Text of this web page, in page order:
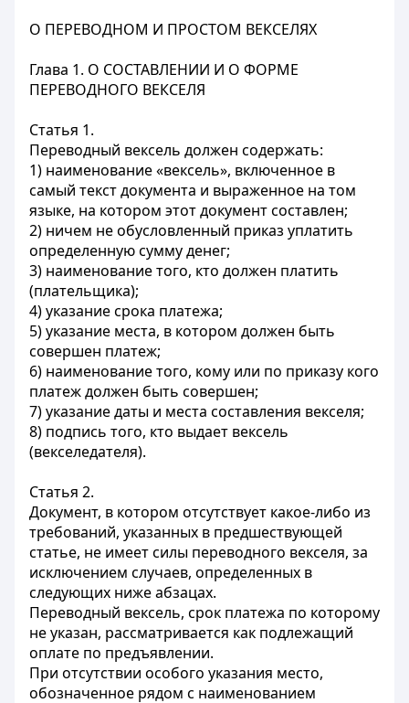
О ПЕРЕВОДНОМ И ПРОСТОМ ВЕКСЕЛЯХ
Глава 1. О СОСТАВЛЕНИИ И О ФОРМЕ
ПЕРЕВОДНОГО ВЕКСЕЛЯ
Статья 1.
Переводный вексель должен содержать:
1) наименование «вексель», включенное в
самый текст документа и выраженное на том
языке, на котором этот документ составлен;
2) ничем не обусловленный приказ уплатить
определенную сумму денег;
3) наименование того, кто должен платить
(плательщика);
4) указание срока платежа;
5) указание места, в котором должен быть
совершен платеж;
6) наименование того, кому или по приказу кого
платеж должен быть совершен;
7) указание даты и места составления векселя;
8) подпись того, кто выдает вексель
(векселедателя).
Статья 2.
Документ, в котором отсутствует какое-либо из
требований, указанных в предшествующей
статье, не имеет силы переводного векселя, за
исключением случаев, определенных в
следующих ниже абзацах.
Переводный вексель, срок платежа по которому
не указан, рассматривается как подлежащий
оплате по предъявлении.
При отсутствии особого указания место,
обозначенное рядом с наименованием